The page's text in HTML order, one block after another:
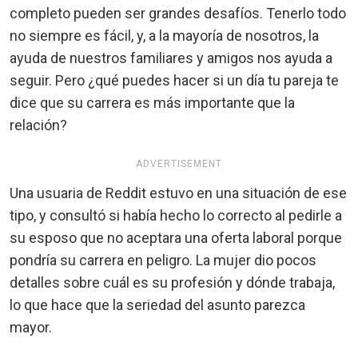
completo pueden ser grandes desafíos. Tenerlo todo
no siempre es fácil, y, a la mayoría de nosotros, la
ayuda de nuestros familiares y amigos nos ayuda a
seguir. Pero ¿qué puedes hacer si un día tu pareja te
dice que su carrera es más importante que la
relación?
ADVERTISEMENT
Una usuaria de Reddit estuvo en una situación de ese
tipo, y consultó si había hecho lo correcto al pedirle a
su esposo que no aceptara una oferta laboral porque
pondría su carrera en peligro. La mujer dio pocos
detalles sobre cuál es su profesión y dónde trabaja,
lo que hace que la seriedad del asunto parezca
mayor.